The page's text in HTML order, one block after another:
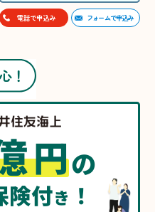
電話で申込み フォームで申込み
！
円の
険付き ！